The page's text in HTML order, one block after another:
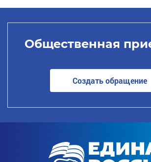
Общественная
Создать обращение